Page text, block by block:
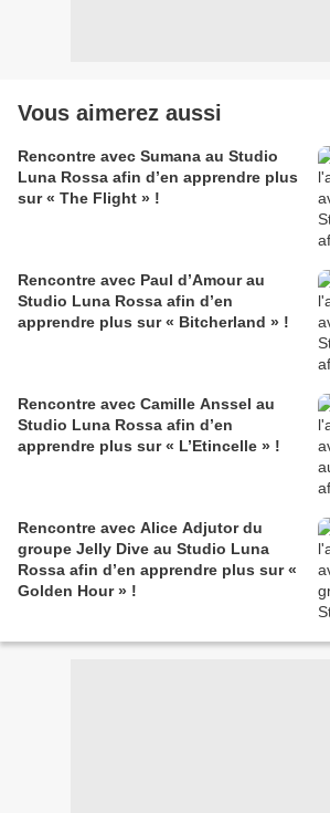
Vous aimerez aussi
Rencontre avec Sumana au Studio
Luna Rossa afin d’en apprendre plus
sur « The Flight » !
Rencontre avec Paul d’Amour au
Studio Luna Rossa afin d’en
apprendre plus sur « Bitcherland » !
Rencontre avec Camille Anssel au
Studio Luna Rossa afin d’en
apprendre plus sur « L’Etincelle » !
Rencontre avec Alice Adjutor du
groupe Jelly Dive au Studio Luna
Rossa afin d’en apprendre plus sur «
Golden Hour » !